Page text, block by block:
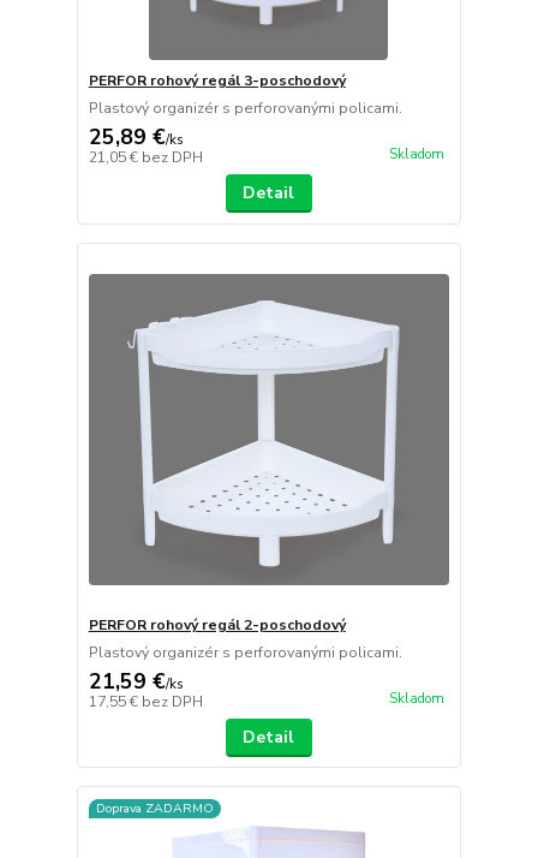
PERFOR rohový regál 3-poschodový
Plastový organizér s perforovanými policami.
25,89 €/ks
21,05 € bez DPH Skladom
Detail
PERFOR rohový regál 2-poschodový
Plastový organizér s perforovanými policami.
21,59 €/ks
17,55 € bez DPH Skladom
Detail
Doprava ZADARMO